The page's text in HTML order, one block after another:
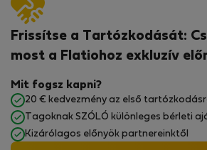
Frissítse a Tartózkodását:
most a Flatiohoz exkluzív
Mit fogsz kapni?
20 € kedvezmény az első
Tagoknak SZÓLÓ különleges bérleti
Kizárólagos előnyök partnereinktől